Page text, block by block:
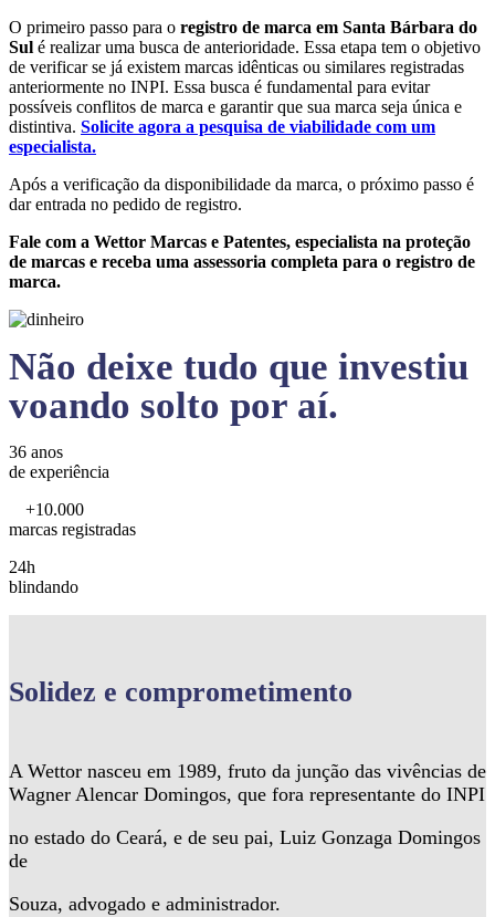
O primeiro passo para o registro de marca em Santa Bárbara do
Sul é realizar uma busca de anterioridade. Essa etapa tem o objetivo
de verificar se já existem marcas idênticas ou similares registradas
anteriormente no INPI. Essa busca é fundamental para evitar
possíveis conflitos de marca e garantir que sua marca seja única e
distintiva. Solicite agora a pesquisa de viabilidade com um
especialista.
Após a verificação da disponibilidade da marca, o próximo passo é
dar entrada no pedido de registro.
Fale com a Wettor Marcas e Patentes, especialista na proteção
de marcas e receba uma assessoria completa para o registro de
marca.
Não deixe tudo que investiu
voando solto por aí.
36 anos
de experiência
+10.000
marcas registradas
24h
blindando
Solidez e comprometimento
A Wettor nasceu em 1989, fruto da junção das vivências de
Wagner Alencar Domingos, que fora representante do INPI
no estado do Ceará, e de seu pai, Luiz Gonzaga Domingos
de
Souza, advogado e administrador.